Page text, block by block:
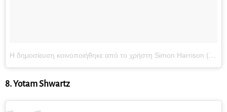
Η δημοσίευση κοινοποιήθηκε από το χρήστη Simon Harrison (@simonalexharrison)
8. Yotam Shwartz